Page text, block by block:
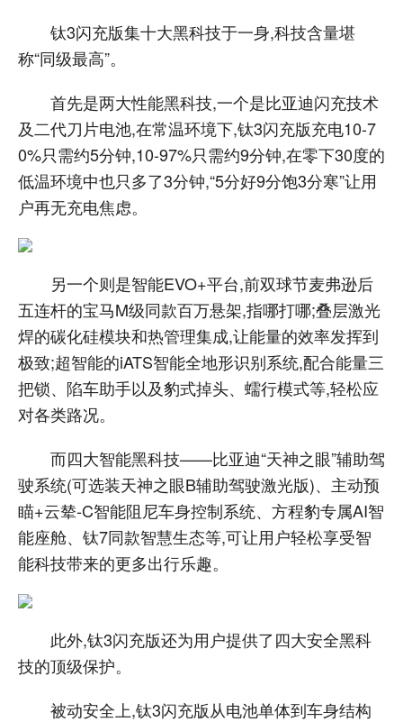
钛3闪充版集十大黑科技于一身,科技含量堪
称“同级最高”。
首先是两大性能黑科技,一个是比亚迪闪充技术
及二代刀片电池,在常温环境下,钛3闪充版充电10-7
0%只需约5分钟,10-97%只需约9分钟,在零下30度的
低温环境中也只多了3分钟,“5分好9分饱3分寒”让用
户再无充电焦虑。
另一个则是智能EVO+平台,前双球节麦弗逊后
五连杆的宝马M级同款百万悬架,指哪打哪;叠层激光
焊的碳化硅模块和热管理集成,让能量的效率发挥到
极致;超智能的iATS智能全地形识别系统,配合能量三
把锁、陷车助手以及豹式掉头、蠕行模式等,轻松应
对各类路况。
而四大智能黑科技——比亚迪“天神之眼”辅助驾
驶系统(可选装天神之眼B辅助驾驶激光版)、主动预
瞄+云辇-C智能阻尼车身控制系统、方程豹专属AI智
能座舱、钛7同款智慧生态等,可让用户轻松享受智
能科技带来的更多出行乐趣。
此外,钛3闪充版还为用户提供了四大安全黑科
技的顶级保护。
被动安全上,钛3闪充版从电池单体到车身结构